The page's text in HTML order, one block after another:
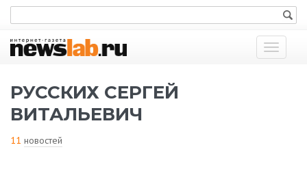
Показать
меню
РУССКИХ СЕРГЕЙ
ВИТАЛЬЕВИЧ
11 новостей